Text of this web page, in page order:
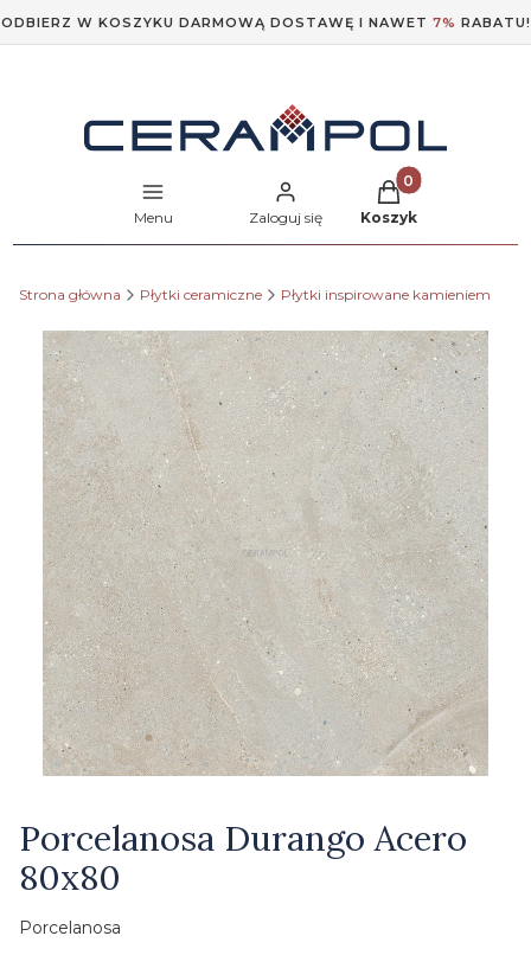
ODBIERZ W KOSZYKU DARMOWĄ DOSTAWĘ I NAWET 7% RABATU!
Menu Zaloguj się
Produkty w
Koszyk
Strona główna Płytki ceramiczne Płytki inspirowane kamieniem
Porcelanosa Durango Acero
80x80
Porcelanosa